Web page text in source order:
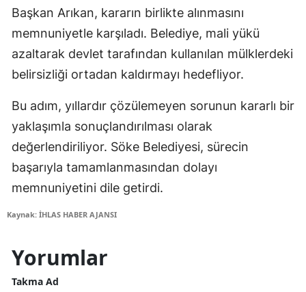
Başkan Arıkan, kararın birlikte alınmasını
memnuniyetle karşıladı. Belediye, mali yükü
azaltarak devlet tarafından kullanılan mülklerdeki
belirsizliği ortadan kaldırmayı hedefliyor.
Bu adım, yıllardır çözülemeyen sorunun kararlı bir
yaklaşımla sonuçlandırılması olarak
değerlendiriliyor. Söke Belediyesi, sürecin
başarıyla tamamlanmasından dolayı
memnuniyetini dile getirdi.
Kaynak: İHLAS HABER AJANSI
Yorumlar
Takma Ad